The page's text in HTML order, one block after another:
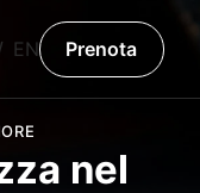
Prenota
EN
nel